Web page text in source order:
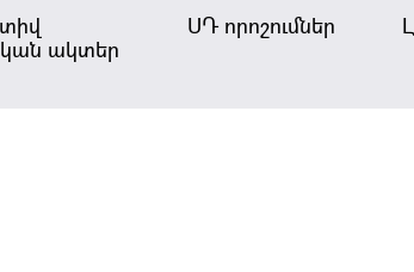
ակտեր
ՍԴ որոշումներ